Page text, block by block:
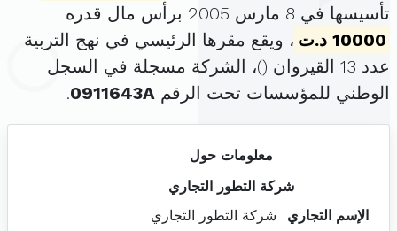
تأسيسها في 8 مارس 2005 برأس مال قدره
10000 د.ت
، ويقع مقرها الرئيسي في نهج التربية
عدد 13 القيروان (
)، الشركة مسجلة في السجل
الوطني للمؤسسات تحت الرقم 0911643A
.
معلومات حول
شركة التطور التجاري
الإسم التجاري
شركة التطور التجاري